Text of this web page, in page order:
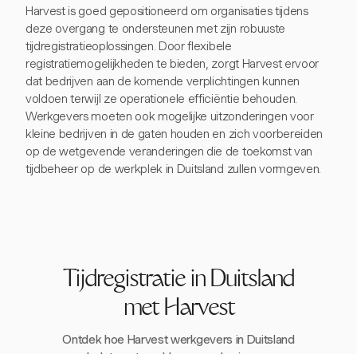
Harvest is goed gepositioneerd om organisaties tijdens
deze overgang te ondersteunen met zijn robuuste
tijdregistratieoplossingen. Door flexibele
registratiemogelijkheden te bieden, zorgt Harvest ervoor
dat bedrijven aan de komende verplichtingen kunnen
voldoen terwijl ze operationele efficiëntie behouden.
Werkgevers moeten ook mogelijke uitzonderingen voor
kleine bedrijven in de gaten houden en zich voorbereiden
op de wetgevende veranderingen die de toekomst van
tijdbeheer op de werkplek in Duitsland zullen vormgeven.
Tijdregistratie in Duitsland
met Harvest
Ontdek hoe Harvest werkgevers in Duitsland